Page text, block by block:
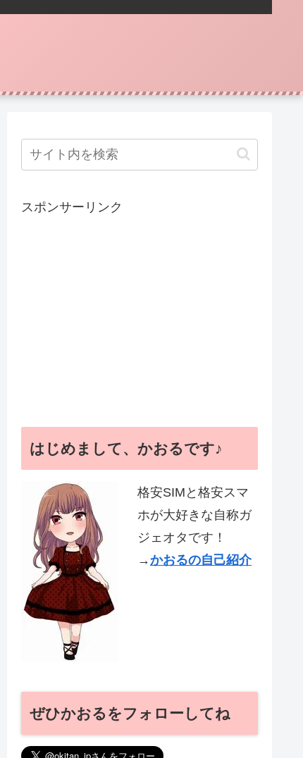
スポンサーリンク
はじめまして、かおるです♪
格安SIMと格安スマ
ホが大好きな自称ガ
ジェオタです！
→かおるの自己紹介
ぜひかおるをフォローしてね